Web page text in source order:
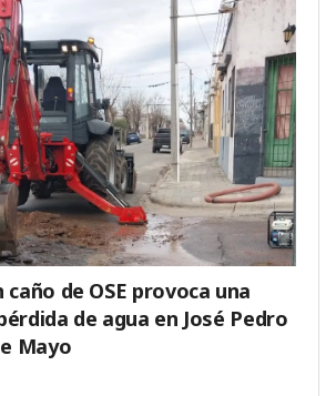
de OSE provoca una
de agua en José Pedro
Mayo